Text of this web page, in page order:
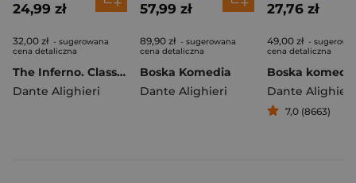
24,99 zł
32,00 zł - sugerowana
cena detaliczna
The Inferno. Classics of World Literature wer. angielska
Dante Alighieri
57,99 zł
89,90 zł - sugerowana
cena detaliczna
Boska Komedia
Dante Alighieri
27,76 zł
49,00 zł -
cena detaliczna
Boska
Dante Alighieri
7,0 (8663)